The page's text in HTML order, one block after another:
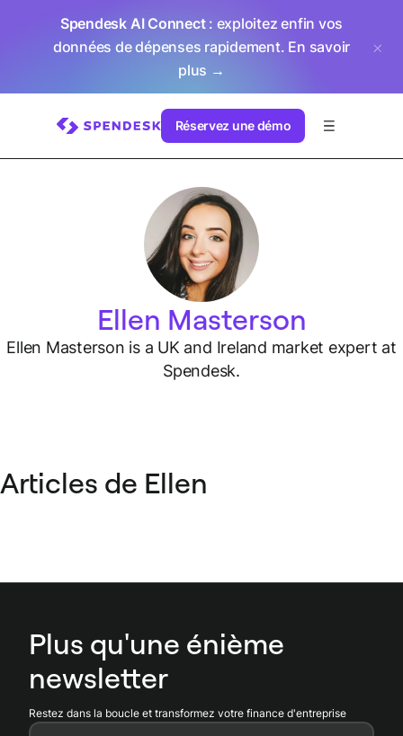
Spendesk AI Connect: exploitez enfin vos
données de dépenses rapidement. En savoir
plus →
Réservez une démo
Ellen Masterson
Ellen Masterson is a UK and Ireland market expert at
Spendesk.
Articles de Ellen
Plus qu'une énième
newsletter
Restez dans la boucle et transformez votre finance d'entreprise